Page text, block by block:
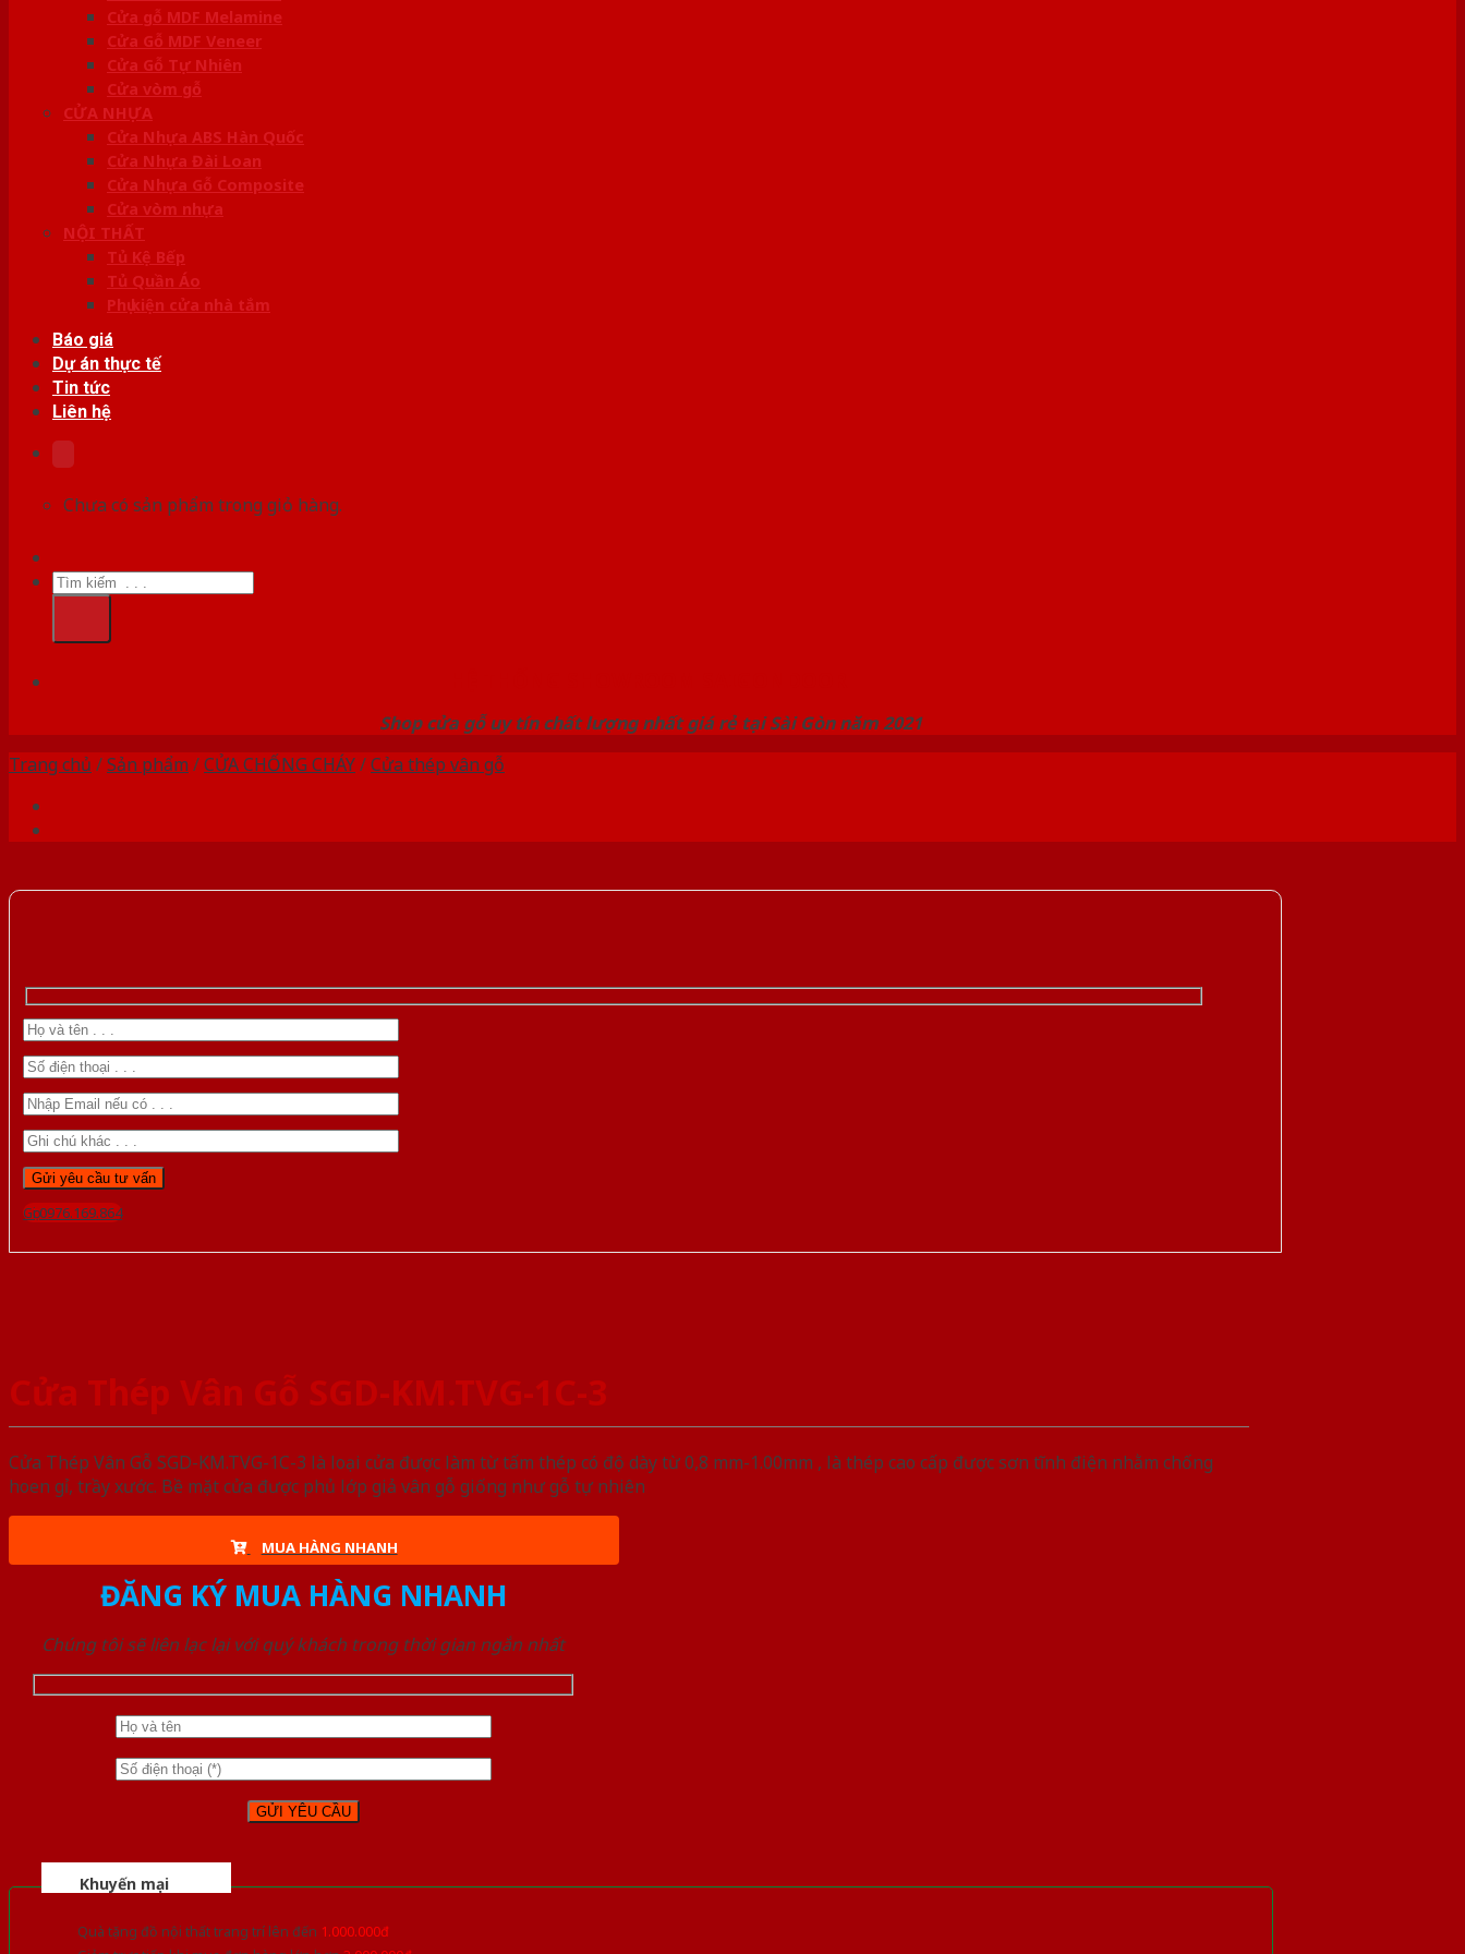
Cửa gỗ MDF Melamine
Cửa Gỗ MDF Veneer
Cửa Gỗ Tự Nhiên
Cửa vòm gỗ
CỬA NHỰA
Cửa Nhựa ABS Hàn Quốc
Cửa Nhựa Đài Loan
Cửa Nhựa Gỗ Composite
Cửa vòm nhựa
NỘI THẤT
Tủ Kệ Bếp
Tủ Quần Áo
Phụ kiện cửa nhà tắm
Báo giá
Dự án thực tế
Tin tức
Liên hệ
Chưa có sản phẩm trong giỏ hàng.
Tìm
kiếm:
Shop cửa gỗ uy tín chất lượng nhất giá rẻ tại Sài Gòn năm 2021
Trang chủ /Sản phẩm /CỬA CHỐNG CHÁY/Cửa thép vân gỗ
Gọi 0976.169.864
Cửa Thép Vân Gỗ SGD-KM.TVG-1C-3
Cửa Thép Vân Gỗ SGD-KM.TVG-1C-3 là loại cửa được làm từ tấm thép có độ dày từ 0,8 mm-1.00mm , là thép cao cấp được sơn tĩnh điện nhằm chống
hoen gỉ, trầy xước. Bề mặt cửa được phủ lớp giả vân gỗ giống như gỗ tự nhiên
MUA HÀNG NHANH
ĐĂNG KÝ MUA HÀNG NHANH
Chúng tôi sẽ liên lạc lại với quý khách trong thời gian ngắn nhất
Khuyến mại
Quà tặng đồ nội thất trang trí lên đến 1.000.000đ